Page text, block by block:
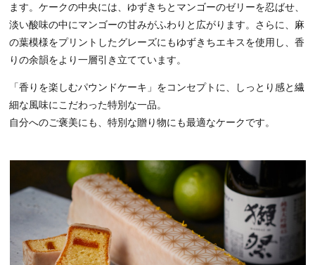
ます。ケークの中央には、ゆずきちとマンゴーのゼリーを忍ばせ、
淡い酸味の中にマンゴーの甘みがふわりと広がります。さらに、麻
の葉模様をプリントしたグレーズにもゆずきちエキスを使用し、香
りの余韻をより一層引き立てています。
「香りを楽しむパウンドケーキ」をコンセプトに、しっとり感と繊
細な風味にこだわった特別な一品。
自分へのご褒美にも、特別な贈り物にも最適なケークです。